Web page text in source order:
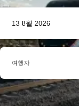
13 8월 2026
여행자